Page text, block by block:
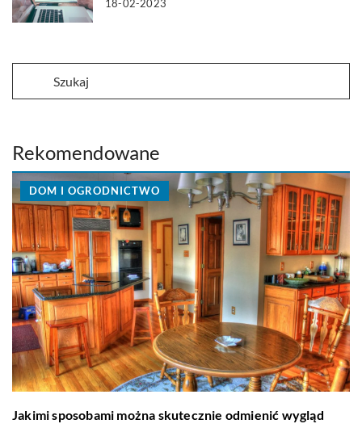
18-02-2023
Rekomendowane
DOM I OGRODNICTWO
Jakimi sposobami można skutecznie odmienić wygląd